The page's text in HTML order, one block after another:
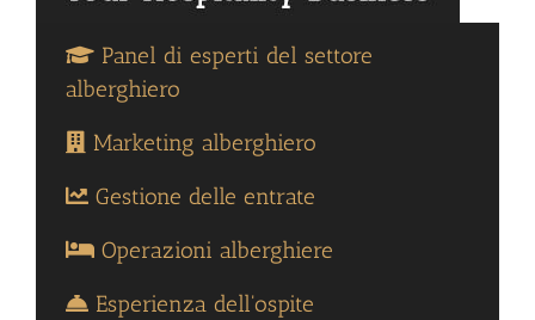
Panel di esperti del settore
alberghiero
Marketing alberghiero
Gestione delle entrate
Operazioni alberghiere
Esperienza dell'ospite